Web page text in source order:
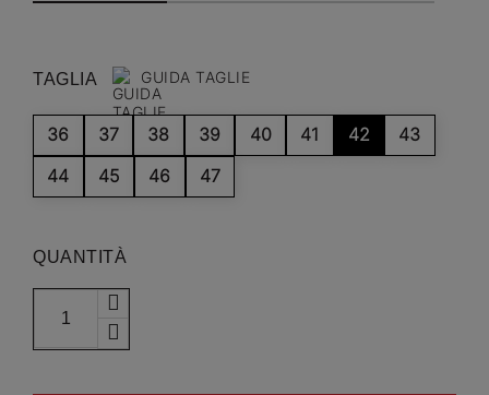
TAGLIA GUIDA TAGLIE
36 37 38 39 40 41 42
43
44
45 46 47
QUANTITÀ